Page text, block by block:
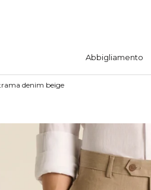
Abbigliamento
denim beige
Aggiungi a Lista Desideri